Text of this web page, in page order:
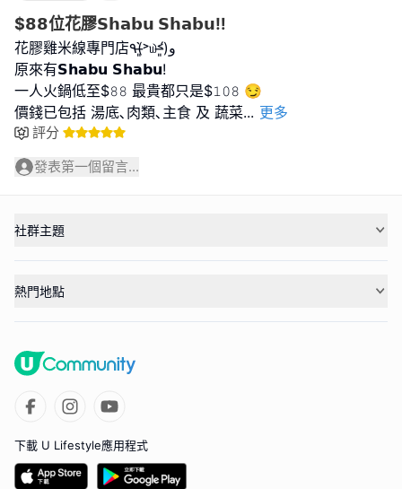
$𝟴𝟴位花膠𝗦𝗵𝗮𝗯𝘂 𝗦𝗵𝗮𝗯𝘂‼️
花膠雞米線專門店٩(˃̶͈̀௰˂̶͈́)و
原來有𝗦𝗵𝗮𝗯𝘂 𝗦𝗵𝗮𝗯𝘂!
一人火鍋低至$𝟾𝟾 最貴都只是$𝟷𝟶𝟾 😏
價錢已包括 湯底､肉類､主食 及 蔬菜... 更多
評分
發表第一個留言...
社群主題
熱門地點
下載 U Lifestyle應用程式